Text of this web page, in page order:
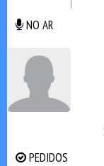
NO AR
PEDIDOS